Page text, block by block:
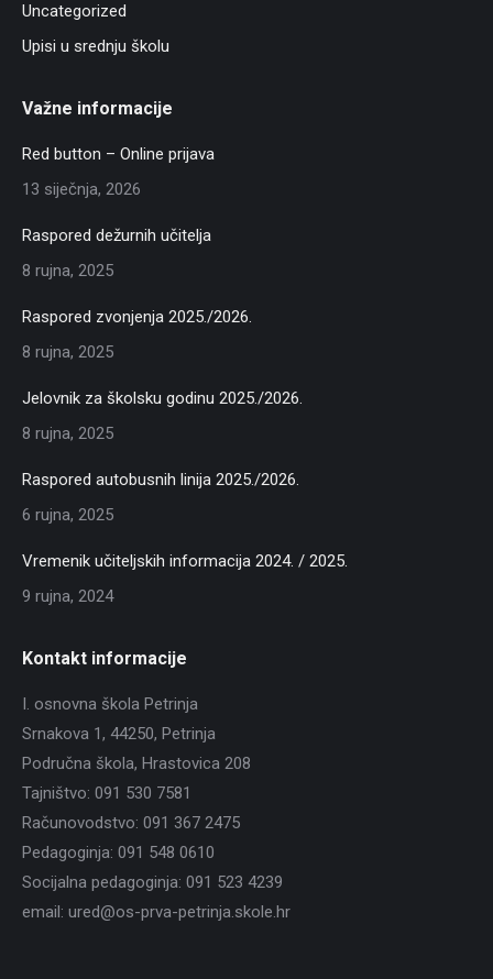
Uncategorized
Upisi u srednju školu
Važne informacije
Red button – Online prijava
13 siječnja, 2026
Raspored dežurnih učitelja
8 rujna, 2025
Raspored zvonjenja 2025./2026.
8 rujna, 2025
Jelovnik za školsku godinu 2025./2026.
8 rujna, 2025
Raspored autobusnih linija 2025./2026.
6 rujna, 2025
Vremenik učiteljskih informacija 2024. / 2025.
9 rujna, 2024
Kontakt informacije
I. osnovna škola Petrinja
Srnakova 1, 44250, Petrinja
Područna škola, Hrastovica 208
Tajništvo: 091 530 7581
Računovodstvo: 091 367 2475
Pedagoginja: 091 548 0610
Socijalna pedagoginja: 091 523 4239
email: ured@os-prva-petrinja.skole.hr